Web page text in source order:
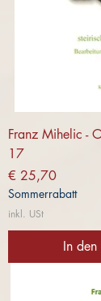
Franz Mihelic -
17
Preis
€ 25,70
Sommerrabatt
inkl. USt
In